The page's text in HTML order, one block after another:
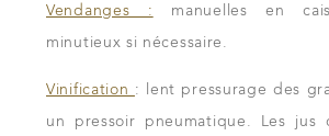
Vendanges : manuelles en
minutieux si nécessaire.
Vinification : lent pressurage des
un pressoir pneumatique. Les jus